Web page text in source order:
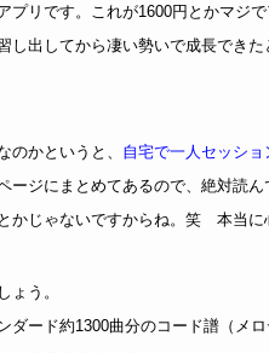
プリです。これが1600円とかマジ
し出してから凄い勢いで成長でき
のかというと、 自宅で一人セッショ
ージにまとめてあるので、絶対読ん
かじゃないですからね。笑 本当に
ょう。
ダード約1300曲分のコード譜（メ